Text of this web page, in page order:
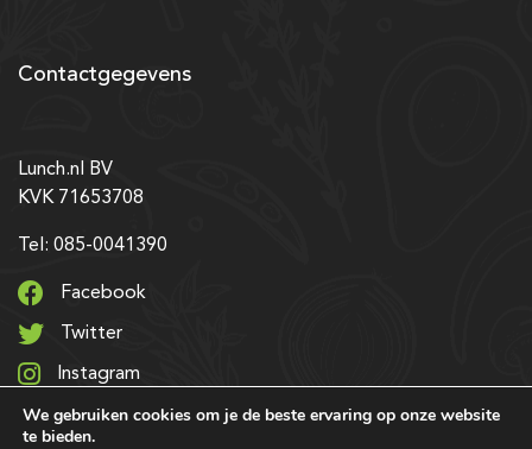
Contactgegevens
Lunch.nl BV
KVK 71653708
Tel: 085-0041390
Facebook
Twitter
Instagram
LinkedIn
We gebruiken cookies om je de beste ervaring op onze website
te bieden.